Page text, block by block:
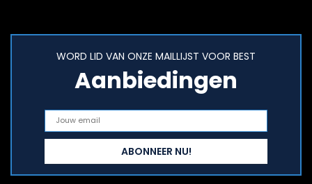
WORD LID VAN ONZE MAILLIJST VOOR BEST
Aanbiedingen